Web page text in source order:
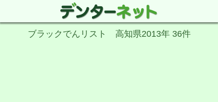
ブラックでんリスト 高知県2013年 36件